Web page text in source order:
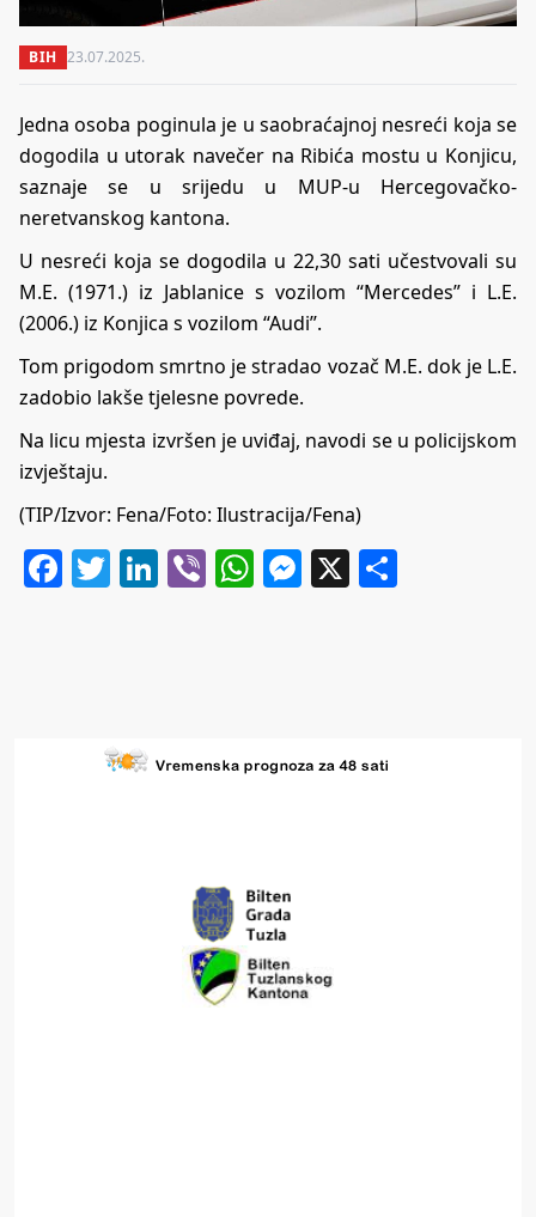
BIH 23.07.2025.
Jedna osoba poginula je u saobraćajnoj nesreći koja se
dogodila u utorak navečer na Ribića mostu u Konjicu,
saznaje se u srijedu u MUP-u Hercegovačko-
neretvanskog kantona.
U nesreći koja se dogodila u 22,30 sati učestvovali su
M.E. (1971.) iz Jablanice s vozilom “Mercedes” i L.E.
(2006.) iz Konjica s vozilom “Audi”.
Tom prigodom smrtno je stradao vozač M.E. dok je L.E.
zadobio lakše tjelesne povrede.
Na licu mjesta izvršen je uviđaj, navodi se u policijskom
izvještaju.
(TIP/Izvor: Fena/Foto: Ilustracija/Fena)
Facebook
Twitter
LinkedIn
ViberWhatsApp
Messenger
X